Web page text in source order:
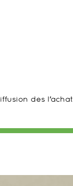
dès l'achat